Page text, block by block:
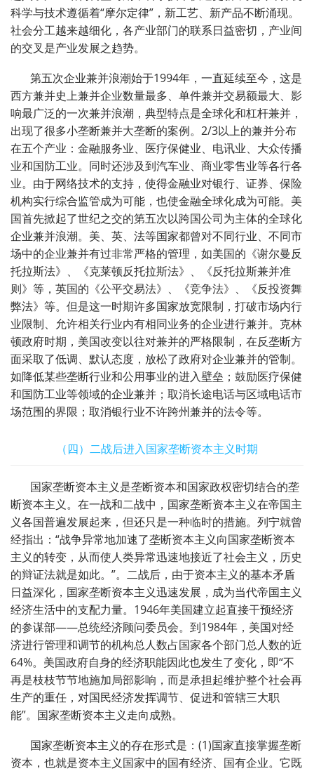
科学与技术遵循着“摩尔定律”，新工艺、新产品不断涌现。
社会分工越来越细化，各产业部门的联系日益密切，产业间
的交叉是产业发展之趋势。
第五次企业兼并浪潮始于1994年，一直延续至今，这是
西方兼并史上兼并企业数量最多、单件兼并交易额最大、影
响最广泛的一次兼并浪潮，典型特点是全球化和杠杆兼并，
出现了很多小垄断兼并大垄断的案例。 2/3以上的兼并分布
在五个产业：金融服务业、医疗保健业、电讯业、大众传播
业和国防工业。同时还涉及到汽车业、商业零售业等各行各
业。由于网络技术的支持，使得金融业对银行、证券、保险
机构实行综合监管成为可能，也使金融全球化成为可能。美
国首先掀起了世纪之交的第五次以跨国公司为主体的全球化
企业兼并浪潮。美、英、法等国家都曾对不同行业、不同市
场中的企业兼并有过非常严格的管理，如美国的《谢尔曼反
托拉斯法》、《克莱顿反托拉斯法》、《反托拉斯兼并准
则》等，英国的《公平交易法》、《竞争法》、《反投资舞
弊法》等。但是这一时期许多国家放宽限制，打破市场内行
业限制、允许相关行业内有相同业务的企业进行兼并。克林
顿政府时期，美国改变以往对兼并的严格限制，在反垄断方
面采取了低调、默认态度，放松了政府对企业兼并的管制。
如降低某些垄断行业和公用事业的进入壁垒；鼓励医疗保健
和国防工业等领域的企业兼并；取消长途电话与区域电话市
场范围的界限；取消银行业不许跨州兼并的法令等。
（四）二战后进入国家垄断资本主义时期
国家垄断资本主义是垄断资本和国家政权密切结合的垄
断资本主义。在一战和二战中，国家垄断资本主义在帝国主
义各国普遍发展起来，但还只是一种临时的措施。列宁就曾
经指出：“战争异常地加速了垄断资本主义向国家垄断资本
主义的转变，从而使人类异常迅速地接近了社会主义，历史
的辩证法就是如此。”。二战后，由于资本主义的基本矛盾
日益深化，国家垄断资本主义迅速发展，成为当代帝国主义
经济生活中的支配力量。 1946年美国建立起直接干预经济
的参谋部——总统经济顾问委员会。到1984年，美国对经
济进行管理和调节的机构总人数占国家各个部门总人数的近
64%。美国政府自身的经济职能因此也发生了变化，即“不
再是枝枝节节地施加局部影响，而是承担起维护整个社会再
生产的重任，对国民经济发挥调节、促进和管辖三大职
能”。国家垄断资本主义走向成熟。
国家垄断资本主义的存在形式是： (1)国家直接掌握垄断
资本，也就是资本主义国家中的国有经济、国有企业。它既